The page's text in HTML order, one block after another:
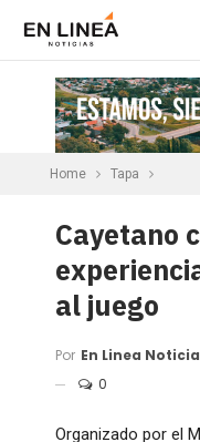
Home Tapa
Cayetano
al juego
Por En Linea
0
Organizado por el